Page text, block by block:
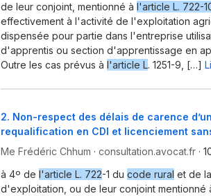
de leur conjoint, mentionné à l'article L. 722-
effectivement à l'activité de l'exploitation
dispensée pour partie dans l'entreprise
d'apprentis ou section d'apprentissage en
Outre les cas prévus à l'article L. 1251-9, […]
2. Non-respect des délais de carence
requalification en CDI et licenciement
Me Frédéric Chhum · consultation.avocat.fr ·
à 4º de l'article L. 722-1 du code rural et de
d'exploitation, ou de leur conjoint mentionné